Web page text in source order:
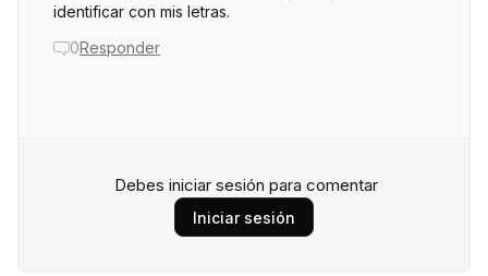
identificar con mis letras.
0Responder
Debes iniciar sesión para comentar
Iniciar sesión